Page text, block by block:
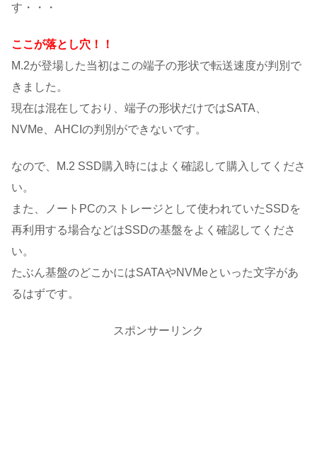
す・・・
ここが落とし穴！！
M.2が登場した当初はこの端子の形状で転送速度が判別で
きました。
現在は混在しており、端子の形状だけではSATA、
NVMe、AHCIの判別ができないです。
なので、M.2 SSD購入時にはよく確認して購入してくださ
い。
また、ノートPCのストレージとして使われていたSSDを
再利用する場合などはSSDの基盤をよく確認してくださ
い。
たぶん基盤のどこかにはSATAやNVMeといった文字があ
るはずです。
スポンサーリンク